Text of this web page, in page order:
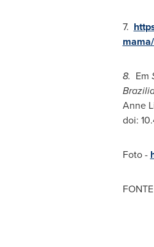
7.
8. Em
Anne
doi:
Foto -